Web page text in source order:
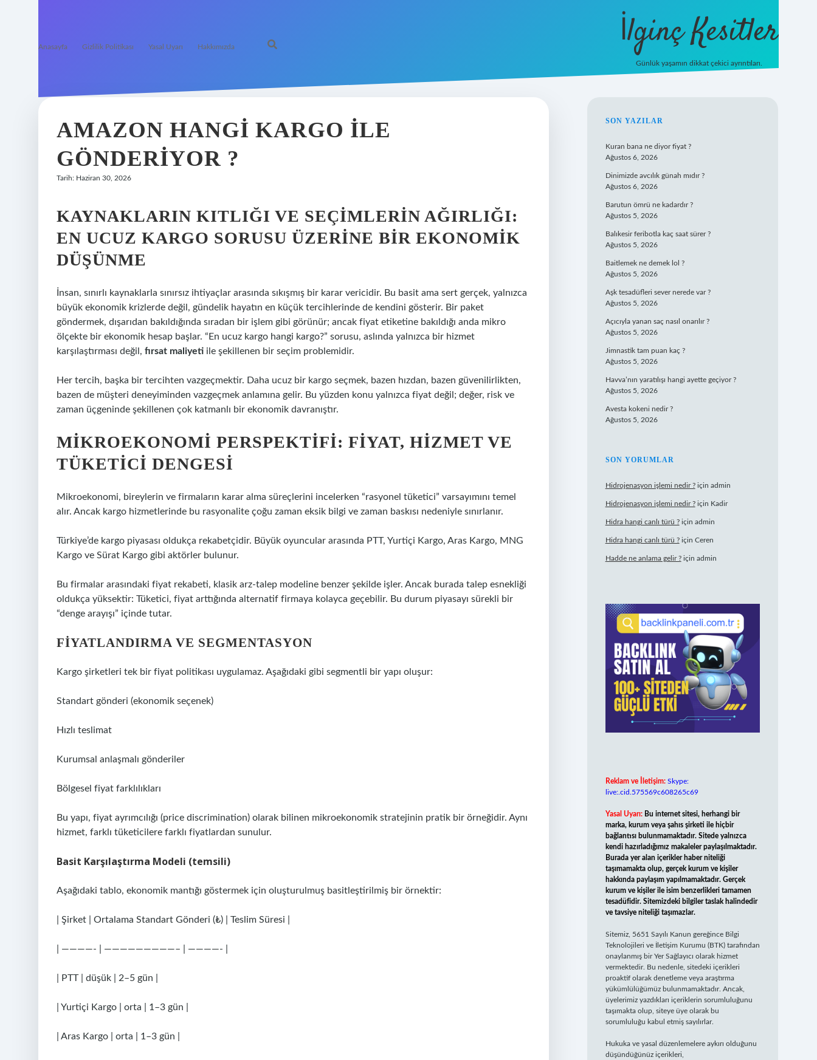
Anasayfa Gizlilik Politikası Yasal Uyarı Hakkımızda İlginç Kesitler
Günlük yaşamın dikkat çekici ayrıntıları.
AMAZON HANGI KARGO ILE
GÖNDERIYOR ?
Tarih: Haziran 30, 2026
KAYNAKLARIN KITLIĞI VE SEÇIMLERIN AĞIRLIĞI:
EN UCUZ KARGO SORUSU ÜZERINE BIR EKONOMIK
DÜŞÜNME
İnsan, sınırlı kaynaklarla sınırsız ihtiyaçlar arasında sıkışmış bir karar vericidir. Bu basit ama sert gerçek, yalnızca
büyük ekonomik krizlerde değil, gündelik hayatın en küçük tercihlerinde de kendini gösterir. Bir paket
göndermek, dışarıdan bakıldığında sıradan bir işlem gibi görünür; ancak fiyat etiketine bakıldığı anda mikro
ölçekte bir ekonomik hesap başlar. “En ucuz kargo hangi kargo?” sorusu, aslında yalnızca bir hizmet
karşılaştırması değil, fırsat maliyeti ile şekillenen bir seçim problemidir.
Her tercih, başka bir tercihten vazgeçmektir. Daha ucuz bir kargo seçmek, bazen hızdan, bazen güvenilirlikten,
bazen de müşteri deneyiminden vazgeçmek anlamına gelir. Bu yüzden konu yalnızca fiyat değil; değer, risk ve
zaman üçgeninde şekillenen çok katmanlı bir ekonomik davranıştır.
MIKROEKONOMI PERSPEKTIFI: FIYAT, HIZMET VE
TÜKETICI DENGESI
Mikroekonomi, bireylerin ve firmaların karar alma süreçlerini incelerken “rasyonel tüketici” varsayımını temel
alır. Ancak kargo hizmetlerinde bu rasyonalite çoğu zaman eksik bilgi ve zaman baskısı nedeniyle sınırlanır.
Türkiye’de kargo piyasası oldukça rekabetçidir. Büyük oyuncular arasında PTT, Yurtiçi Kargo, Aras Kargo, MNG
Kargo ve Sürat Kargo gibi aktörler bulunur.
Bu firmalar arasındaki fiyat rekabeti, klasik arz-talep modeline benzer şekilde işler. Ancak burada talep esnekliği
oldukça yüksektir: Tüketici, fiyat arttığında alternatif firmaya kolayca geçebilir. Bu durum piyasayı sürekli bir
“denge arayışı” içinde tutar.
FIYATLANDIRMA VE SEGMENTASYON
Kargo şirketleri tek bir fiyat politikası uygulamaz. Aşağıdaki gibi segmentli bir yapı oluşur:
Standart gönderi (ekonomik seçenek)
Hızlı teslimat
Kurumsal anlaşmalı gönderiler
Bölgesel fiyat farklılıkları
Bu yapı, fiyat ayrımcılığı (price discrimination) olarak bilinen mikroekonomik stratejinin pratik bir örneğidir. Aynı
hizmet, farklı tüketicilere farklı fiyatlardan sunulur.
Basit Karşılaştırma Modeli (temsili)
Aşağıdaki tablo, ekonomik mantığı göstermek için oluşturulmuş basitleştirilmiş bir örnektir:
| Şirket | Ortalama Standart Gönderi (₺) | Teslim Süresi |
| ————- | —————————– | ————- |
| PTT | düşük | 2–5 gün |
| Yurtiçi Kargo | orta | 1–3 gün |
| Aras Kargo | orta | 1–3 gün |
SIDEBAR
SON YAZILAR
Kuran bana ne diyor fiyat ?
Ağustos 6, 2026
Dinimizde avcılık günah mıdır ?
Ağustos 6, 2026
Barutun ömrü ne kadardır ?
Ağustos 5, 2026
Balıkesir feribotla kaç saat sürer ?
Ağustos 5, 2026
Baitlemek ne demek lol ?
Ağustos 5, 2026
Aşk tesadüfleri sever nerede var ?
Ağustos 5, 2026
Açıcıyla yanan saç nasıl onarılır ?
Ağustos 5, 2026
Jimnastik tam puan kaç ?
Ağustos 5, 2026
Havva’nın yaratılışı hangi ayette geçiyor ?
Ağustos 5, 2026
Avesta kokeni nedir ?
Ağustos 5, 2026
SON YORUMLAR
Hidrojenasyon işlemi nedir ?için admin
Hidrojenasyon işlemi nedir ?için Kadir
Hidra hangi canlı türü ?için admin
Hidra hangi canlı türü ?için Ceren
Hadde ne anlama gelir ?için admin
Reklam ve İletişim: Skype:
live:.cid.575569c608265c69
Yasal Uyarı: Bu internet sitesi, herhangi bir
marka, kurum veya şahıs şirketi ile hiçbir
bağlantısı bulunmamaktadır. Sitede yalnızca
kendi hazırladığımız makaleler paylaşılmaktadır.
Burada yer alan içerikler haber niteliği
taşımamakta olup, gerçek kurum ve kişiler
hakkında paylaşım yapılmamaktadır. Gerçek
kurum ve kişiler ile isim benzerlikleri tamamen
tesadüfidir. Sitemizdeki bilgiler taslak halindedir
ve tavsiye niteliği taşımazlar.
Sitemiz, 5651 Sayılı Kanun gereğince Bilgi
Teknolojileri ve İletişim Kurumu (BTK) tarafından
onaylanmış bir Yer Sağlayıcı olarak hizmet
vermektedir. Bu nedenle, sitedeki içerikleri
proaktif olarak denetleme veya araştırma
yükümlülüğümüz bulunmamaktadır. Ancak,
üyelerimiz yazdıkları içeriklerin sorumluluğunu
taşımakta olup, siteye üye olarak bu
sorumluluğu kabul etmiş sayılırlar.
Hukuka ve yasal düzenlemelere aykırı olduğunu
düşündüğünüz içerikleri,